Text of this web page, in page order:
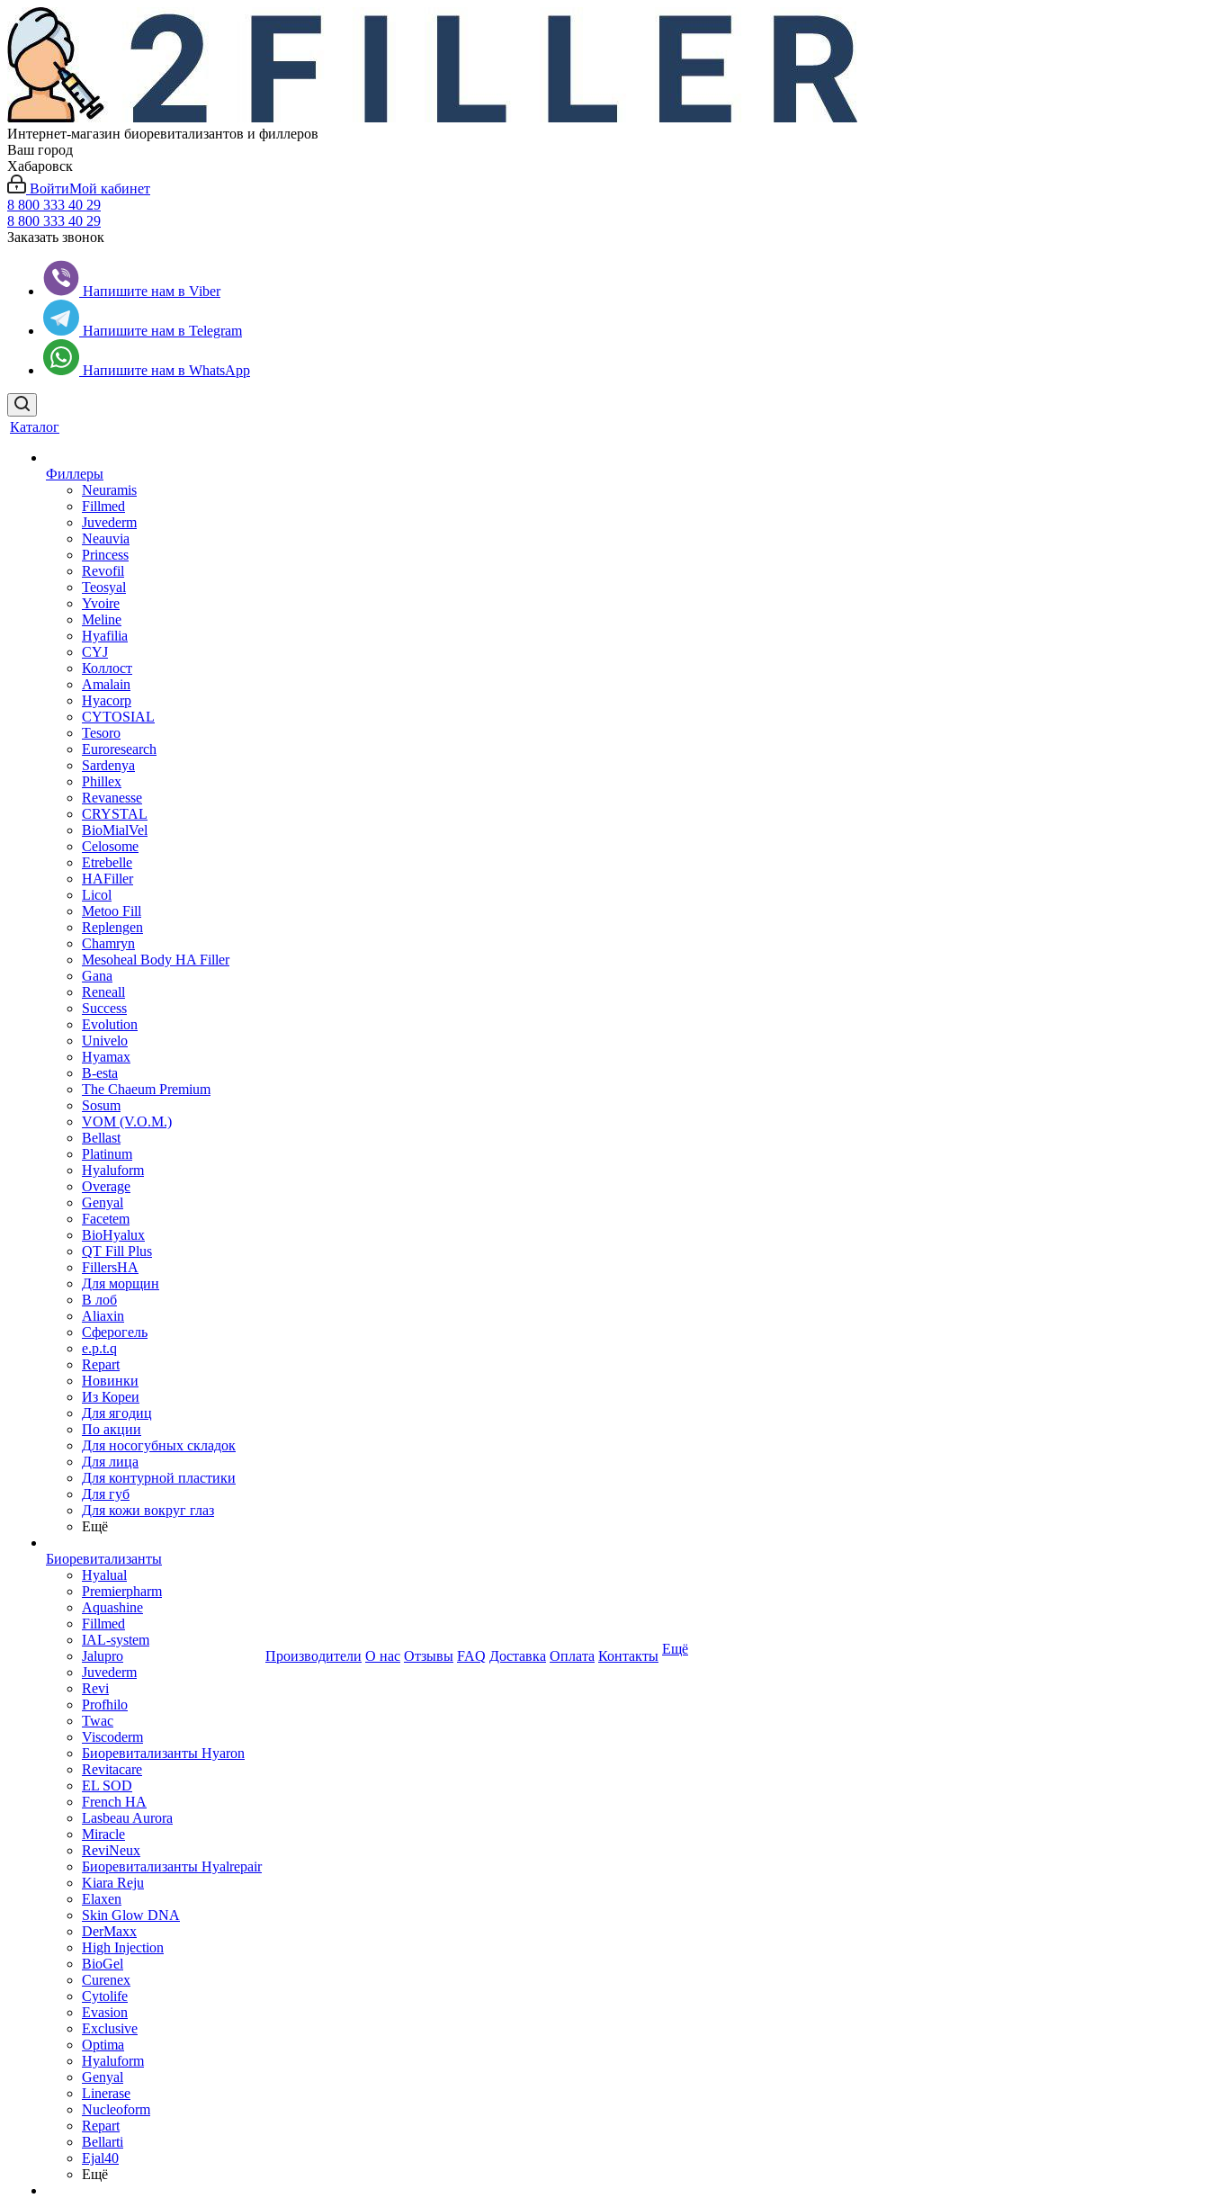
Интернет-магазин биоревитализантов и филлеров
Ваш город
Хабаровск
ВойтиМой кабинет
8 800 333 40 29
8 800 333 40 29
Заказать звонок
Напишите нам в Viber
Напишите нам в Telegram
Напишите нам в WhatsApp
Каталог
Филлеры
Neuramis
Fillmed
Juvederm
Neauvia
Princess
Revofil
Teosyal
Yvoire
Meline
Hyafilia
CYJ
Коллост
Amalain
Hyacorp
CYTOSIAL
Tesoro
Euroresearch
Sardenya
Phillex
Revanesse
CRYSTAL
BioMialVel
Celosome
Etrebelle
HAFiller
Licol
Metoo Fill
Replengen
Chamryn
Mesoheal Body HA Filler
Gana
Reneall
Success
Evolution
Univelo
Hyamax
B-esta
The Chaeum Premium
Sosum
VOM (V.O.M.)
Bellast
Platinum
Hyaluform
Overage
Genyal
Facetem
BioHyalux
QT Fill Plus
FillersHA
Для морщин
В лоб
Aliaxin
Сферогель
e.p.t.q
Repart
Новинки
Из Кореи
Для ягодиц
По акции
Для носогубных складок
Для лица
Для контурной пластики
Для губ
Для кожи вокруг глаз
Ещё
Биоревитализанты
Hyalual
Premierpharm
Aquashine
Fillmed
IAL-system
Jalupro
Juvederm
Revi
Profhilo
Twac
Viscoderm
Биоревитализанты Hyaron
Revitacare
EL SOD
French HA
Lasbeau Aurora
Miracle
ReviNeux
Биоревитализанты Hyalrepair
Kiara Reju
Elaxen
Skin Glow DNA
DerMaxx
High Injection
BioGel
Curenex
Cytolife
Evasion
Exclusive
Optima
Hyaluform
Genyal
Linerase
Nucleoform
Repart
Bellarti
Ejal40
Ещё
Производители О нас Отзывы FAQ Доставка Оплата Контакты Ещё